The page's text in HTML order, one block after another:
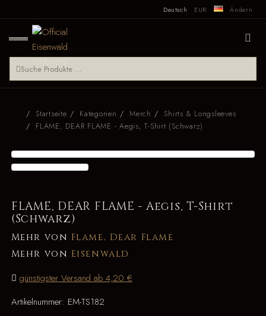
Deutsch EUR Ändern
Startseite Kategorien Merch
Shirts & Longsleeves
FLAME, DEAR FLAME - Aegis, T-Shirt (Schwarz)
FLAME, DEAR FLAME - Aegis, T-Shirt
(Schwarz)
Mehr von Flame, Dear Flame
Mehr von Eisenwald
günstigster Versand ab 4,20 €
Artikelnummer: EM-TS182